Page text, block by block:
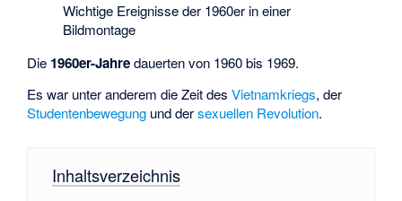
Wichtige Ereignisse der 1960er in einer
Bildmontage
Die 1960er-Jahredauerten von 1960 bis 1969.
Es war unter anderem die Zeit desVietnamkriegs, der
Studentenbewegung und dersexuellen Revolution.
Inhaltsverzeichnis